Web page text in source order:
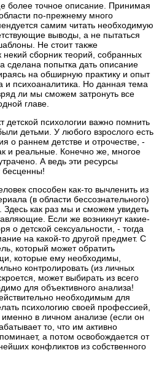
более точное описание. Принимая
по-прежнему много
самим читать необходимую
выводы, а не пытаться
Не стоит также
некий сборник теорий, собранных
сделана попытка дать описание
на обширную практику и опыт
и психоаналитика. Но данная тема
ли мы сможем затронуть все
главе.
детской психологии важно помнить
детьми. У любого взрослого есть
о раннем детстве и отрочестве, -
и реальные. Конечно же, многое
А ведь эти ресурсы
бесценны!
способен как-то вычленить из
(в области бессознательного)
Здесь как раз мы и сможем увидеть
Если же возникнут какие-
о детской сексуальности, - тогда
на какой-то другой предмет. С
который может обратить
которые ему необходимы,
контролировать (из личных
может выбирать из всего
для объективного анализа!
необходимым для
психологию своей профессией,
в личном анализе (если он
то, что им активно
а потом освобождается от
конфликтов из собственного